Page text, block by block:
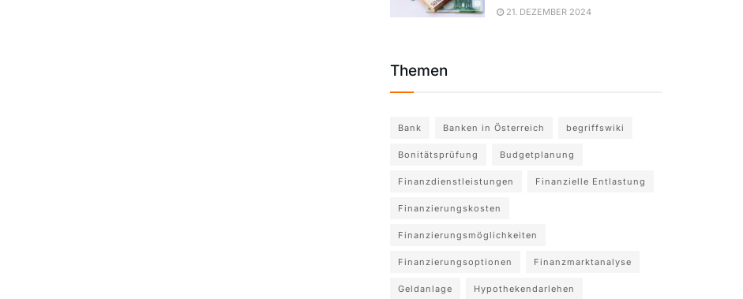
21. DEZEMBER 2024
Themen
Bank Banken in Österreich begriffswiki
Bonitätsprüfung Budgetplanung
Finanzdienstleistungen Finanzielle Entlastung
Finanzierungskosten
Finanzierungsmöglichkeiten
Finanzierungsoptionen Finanzmarktanalyse
Geldanlage Hypothekendarlehen